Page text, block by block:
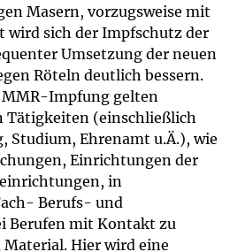
Masern, vorzugsweise mit
sich der Impfschutz der
Umsetzung der neuen
Röteln deutlich bessern.
Impfung gelten
Tätigkeiten (einschließlich
Studium, Ehrenamt u.Ä.), wie
Einrichtungen der
in
Berufs- und
Berufen mit Kontakt zu
Hier wird eine